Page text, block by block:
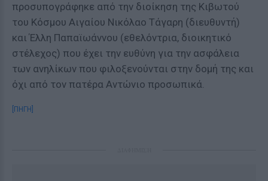
προσυπογράφηκε από την διοίκηση της Κιβωτού
του Κόσμου Αιγαίου Νικόλαο Τάγαρη (διευθυντή)
και Έλλη Παπαϊωάννου (εθελόντρια, διοικητικό
στέλεχος) που έχει την ευθύνη για την ασφάλεια
των ανηλίκων που φιλοξενούνται στην δομή της και
όχι από τον πατέρα Αντώνιο προσωπικά.
[ΠΗΓΗ]